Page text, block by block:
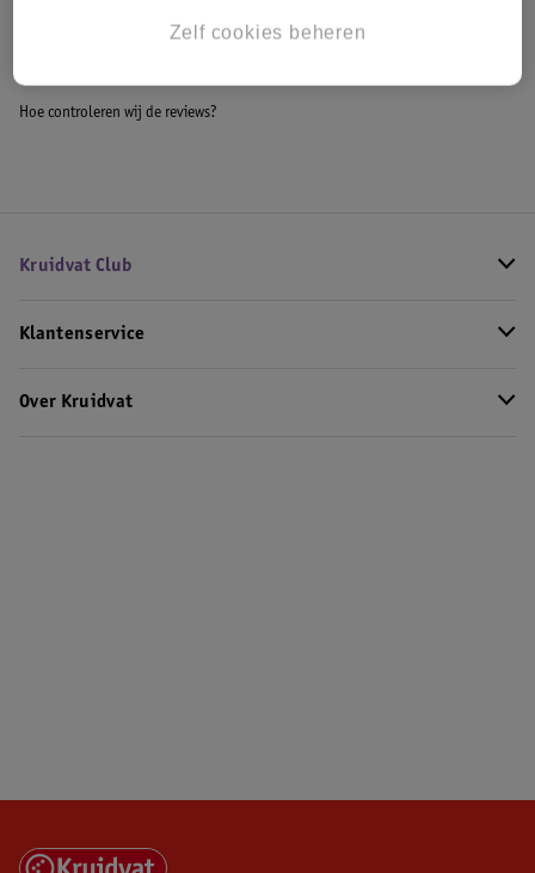
Hoe controleren wij de reviews?
Kruidvat Club
Klantenservice
Over Kruidvat
Zelf cookies beheren